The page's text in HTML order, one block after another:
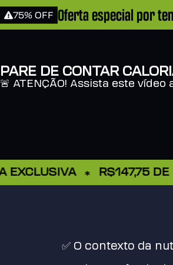
75% OFF Oferta especial por
PARE DE CONTAR
🚨 ATENÇÃO! Assista este vídeo
R$147,75 DE
✅ O contexto da